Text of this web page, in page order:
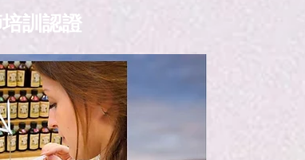
訓認證